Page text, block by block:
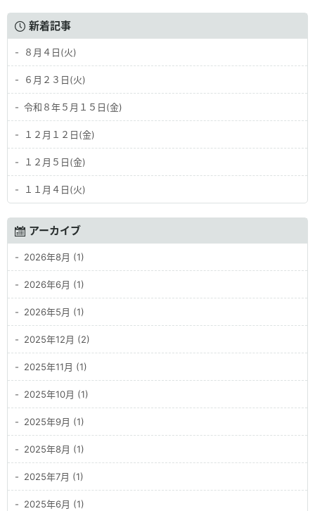
新着記事
８月４日(火)
６月２３日(火)
令和８年５月１５日(金)
１２月１２日(金)
１２月５日(金)
１１月４日(火)
アーカイブ
2026年8月 (1)
2026年6月 (1)
2026年5月 (1)
2025年12月 (2)
2025年11月 (1)
2025年10月 (1)
2025年9月 (1)
2025年8月 (1)
2025年7月 (1)
2025年6月 (1)